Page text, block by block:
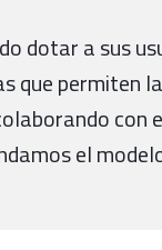
dotar a sus
que permiten
con
el